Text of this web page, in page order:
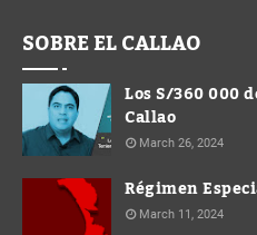
SOBRE EL CALLAO
Los S/360 000
Callao
March 26, 2024
Régimen
March 11, 2024